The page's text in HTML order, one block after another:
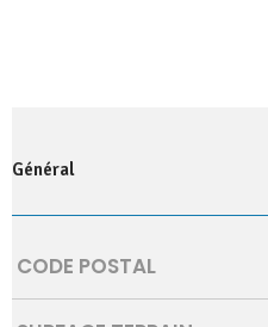
Général
Caractérisque
CODE POSTAL